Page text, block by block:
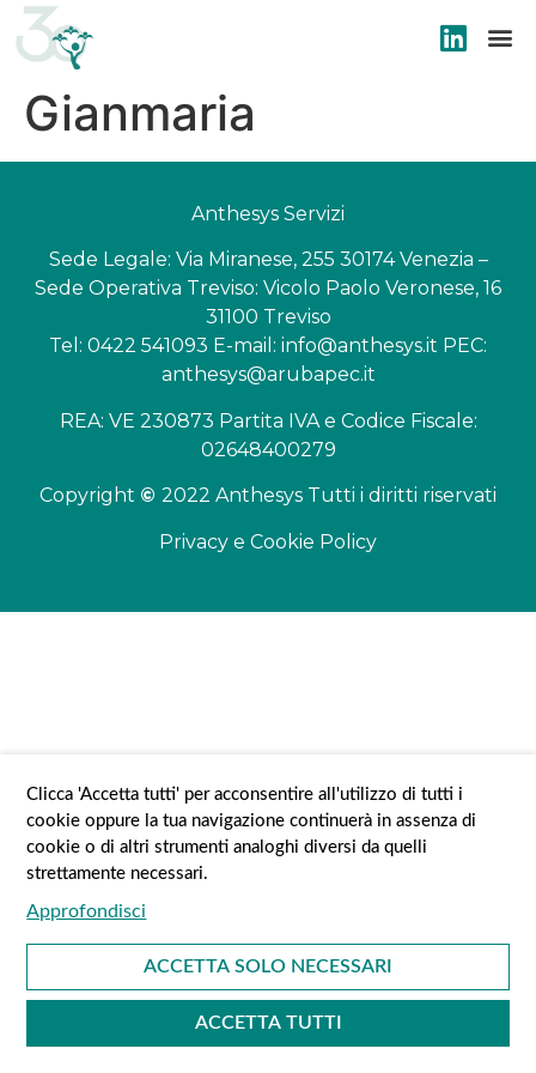
Gianmaria
Anthesys Servizi
Sede Legale: Via Miranese, 255 30174 Venezia –
Sede Operativa Treviso: Vicolo Paolo Veronese, 16
31100 Treviso
Tel: 0422 541093 E-mail: info@anthesys.it PEC:
anthesys@arubapec.it
REA: VE 230873 Partita IVA e Codice Fiscale:
02648400279
Copyright © 2022 Anthesys Tutti i diritti riservati
Privacy e Cookie Policy
Clicca 'Accetta tutti' per acconsentire all'utilizzo di tutti i
cookie oppure la tua navigazione continuerà in assenza di
cookie o di altri strumenti analoghi diversi da quelli
strettamente necessari.
ACCETTA SOLO NECESSARI
ACCETTA TUTTI